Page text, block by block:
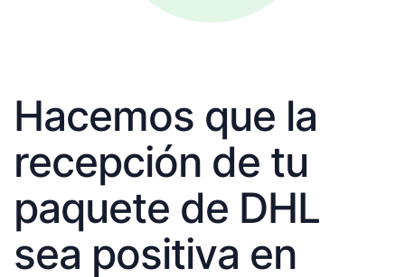
Hacemos que la
recepción de tu
paquete de DHL
sea positiva en